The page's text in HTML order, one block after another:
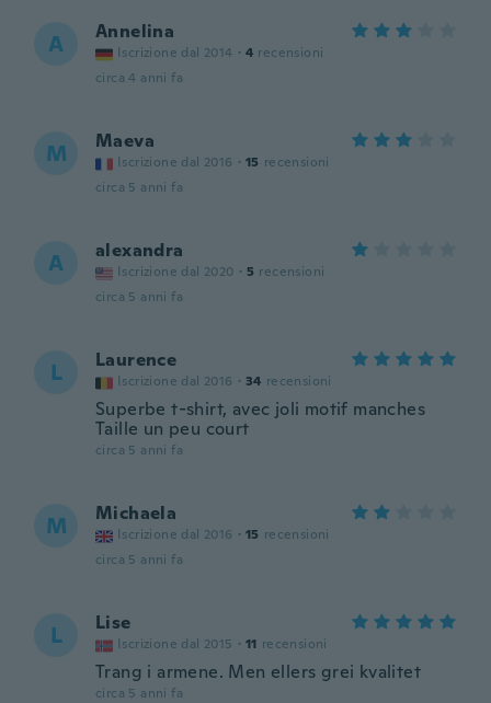
A Annelina
Iscrizione dal 2014 · 4 recensioni
circa 4 anni fa
M Maeva
Iscrizione dal 2016 · 15 recensioni
circa 5 anni fa
A alexandra
Iscrizione dal 2020 · 5 recensioni
circa 5 anni fa
L Laurence
Iscrizione dal 2016 · 34 recensioni
Superbe t-shirt, avec joli motif manches
Taille un peu court
circa 5 anni fa
M Michaela
Iscrizione dal 2016 · 15 recensioni
circa 5 anni fa
L Lise
Iscrizione dal 2015 · 11 recensioni
Trang i armene. Men ellers grei kvalitet
circa 5 anni fa